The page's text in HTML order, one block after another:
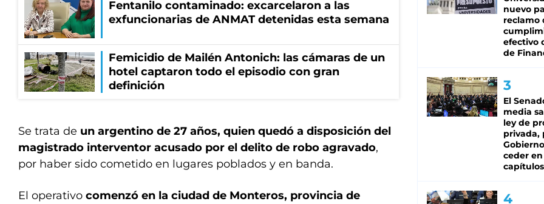
Fentanilo contaminado: excarcelaron a las
exfuncionarias de ANMAT detenidas esta semana
Femicidio de Mailén Antonich: las cámaras de un
hotel captaron todo el episodio con gran
definición
Se trata de un argentino de 27 años, quien quedó a disposición del
magistrado interventor acusado por el delito de robo agravado,
por haber sido cometido en lugares poblados y en banda.
El operativo comenzó en la ciudad de Monteros, provincia de
nuevo
reclamo
efectivo
de
El
media
ley de
privada,
ceder
capítulos